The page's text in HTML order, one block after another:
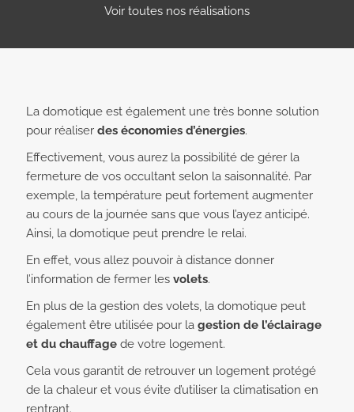
Voir toutes nos réalisations
La domotique est également une très bonne solution
pour réaliser des économies d’énergies.
Effectivement, vous aurez la possibilité de gérer la
fermeture de vos occultant selon la saisonnalité. Par
exemple, la température peut fortement augmenter
au cours de la journée sans que vous l’ayez anticipé.
Ainsi, la domotique peut prendre le relai.
En effet, vous allez pouvoir à distance donner
l’information de fermer les volets.
En plus de la gestion des volets, la domotique peut
également être utilisée pour la gestion de l’éclairage
et du chauffagede votre logement.
Cela vous garantit de retrouver un logement protégé
de la chaleur et vous évite d’utiliser la climatisation en
rentrant.
Vendredi ›
9:00 - 12:20 et 14:00 - 18h00
Samedi ›
Dimanche ›
Fermé